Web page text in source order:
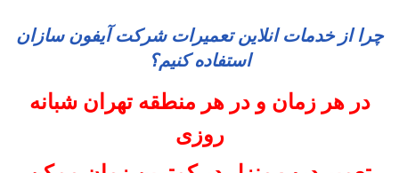
چرا از خدمات انلاین تعمیرات شرکت آیفون سازان
استفاده کنیم؟
در هر زمان و در هر منطقه تهران شبانه
روزی